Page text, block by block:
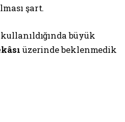
şart.
büyük
üzerinde beklenmedik